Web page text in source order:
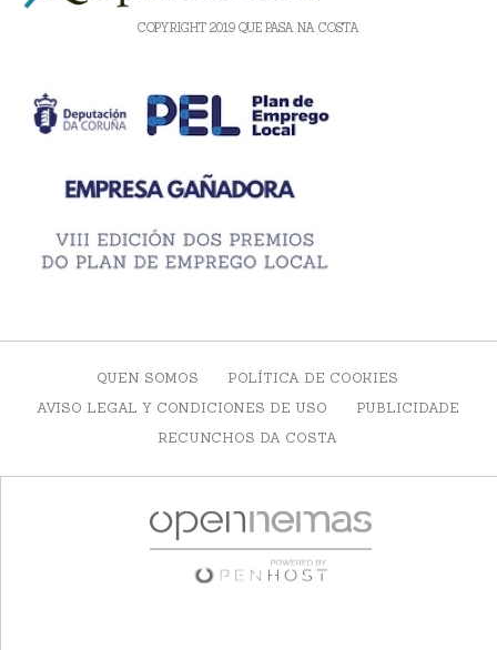
COPYRIGHT 2019 QUE PASA NA COSTA
QUEN SOMOS
POLÍTICA DE COOKIES
AVISO LEGAL Y CONDICIONES DE USO
PUBLICIDADE
RECUNCHOS DA COSTA